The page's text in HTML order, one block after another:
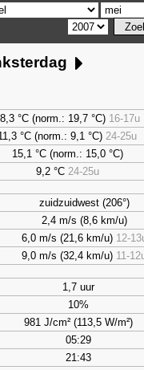
°C (norm.: 19,7 °C) 16-17u
°C (norm.: 9,1 °C) 24-25u
15,1 °C (norm.: 15,0 °C)
9,2°C 24-25u
zuidzuidwest (206°)
2,4 m/s (8,6 km/u)
6,0 m/s (21,6 km/u) 12-
9,0 m/s (32,4 km/u) 11-
1,7 uur
10%
981 J/cm² (113,5 W/m²)
05:29
21:43